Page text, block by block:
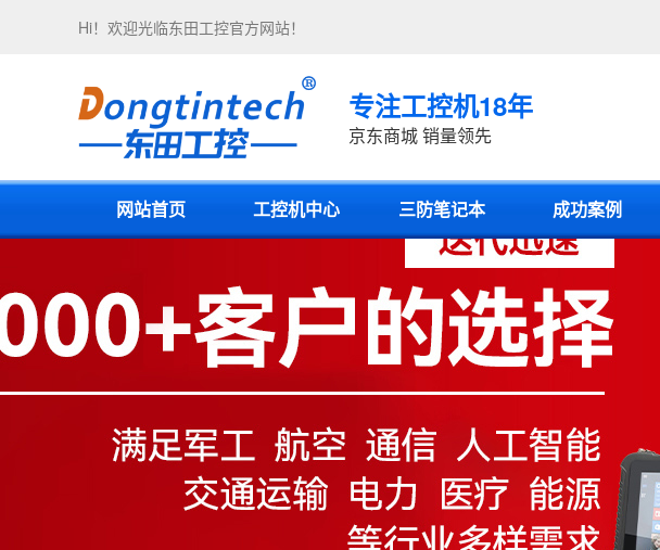
Hi！欢迎光临东田工控官方网站！
专注工控机18年
京东商城 销量领先
网站首页 工控机中心 三防笔记本 成功案例